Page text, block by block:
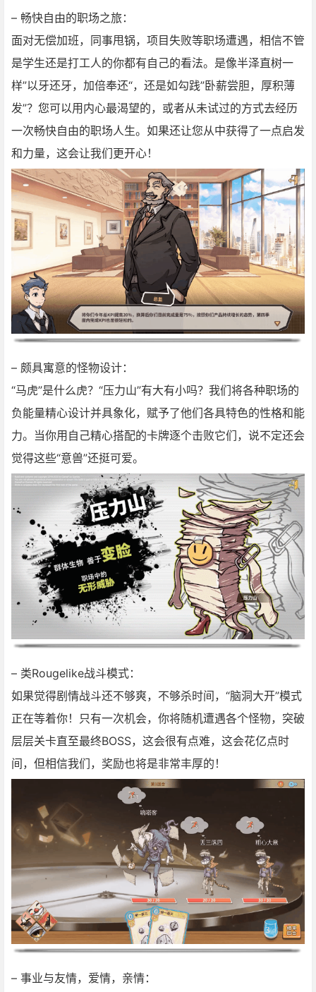
– 畅快自由的职场之旅：
面对无偿加班，同事甩锅，项目失败等职场遭遇，相信不管
是学生还是打工人的你都有自己的看法。是像半泽直树一
样”以牙还牙，加倍奉还“，还是如勾践”卧薪尝胆，厚积薄
发”？您可以用内心最渴望的，或者从未试过的方式去经历
一次畅快自由的职场人生。如果还让您从中获得了一点启发
和力量，这会让我们更开心！
– 颇具寓意的怪物设计：
“马虎”是什么虎？“压力山”有大有小吗？我们将各种职场的
负能量精心设计并具象化，赋予了他们各具特色的性格和能
力。当你用自己精心搭配的卡牌逐个击败它们，说不定还会
觉得这些“意兽”还挺可爱。
– 类Rougelike战斗模式：
如果觉得剧情战斗还不够爽，不够杀时间，“脑洞大开”模式
正在等着你！只有一次机会，你将随机遭遇各个怪物，突破
层层关卡直至最终BOSS，这会很有点难，这会花亿点时
间，但相信我们，奖励也将是非常丰厚的！
– 事业与友情，爱情，亲情：